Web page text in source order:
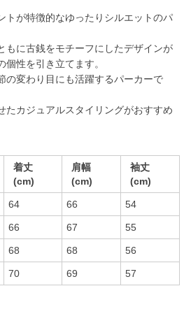
トが特徴的なゆったりシルエットのパ
もに古銭をモチーフにしたデザインが
性を引き立てます。
の変わり目にも活躍するパーカーで
たカジュアルスタイリングがおすすめ
着丈
(cm)
肩幅
(cm)
袖丈
(cm)
64 66 54
66 67 55
68 68 56
70 69 57